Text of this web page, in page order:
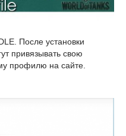
После установки
привязывать свою
профилю на сайте.